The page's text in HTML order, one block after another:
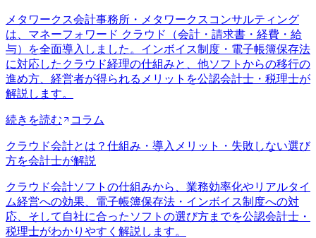
メタワークス会計事務所・メタワークスコンサルティング
は、マネーフォワード クラウド（会計・請求書・経費・給
与）を全面導入しました。インボイス制度・電子帳簿保存法
に対応したクラウド経理の仕組みと、他ソフトからの移行の
進め方、経営者が得られるメリットを公認会計士・税理士が
解説します。
続きを読む コラム
クラウド会計とは？仕組み・導入メリット・失敗しない選び
方を会計士が解説
クラウド会計ソフトの仕組みから、業務効率化やリアルタイ
ム経営への効果、電子帳簿保存法・インボイス制度への対
応、そして自社に合ったソフトの選び方までを公認会計士・
税理士がわかりやすく解説します。